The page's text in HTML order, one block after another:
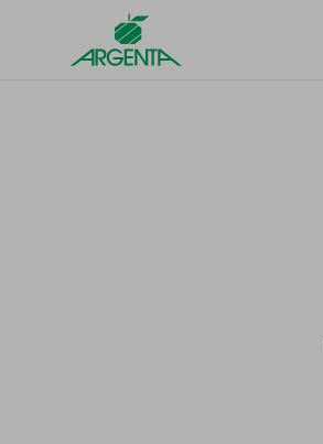
Argenta
Homepage